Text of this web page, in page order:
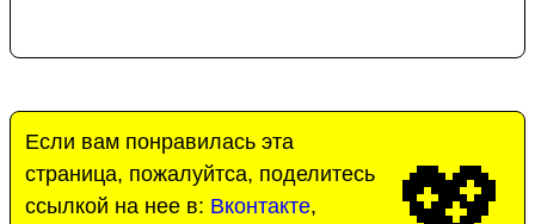
Если вам понравилась эта
страница, пожалуйтса, поделитесь
ссылкой на нее в: Вконтакте,